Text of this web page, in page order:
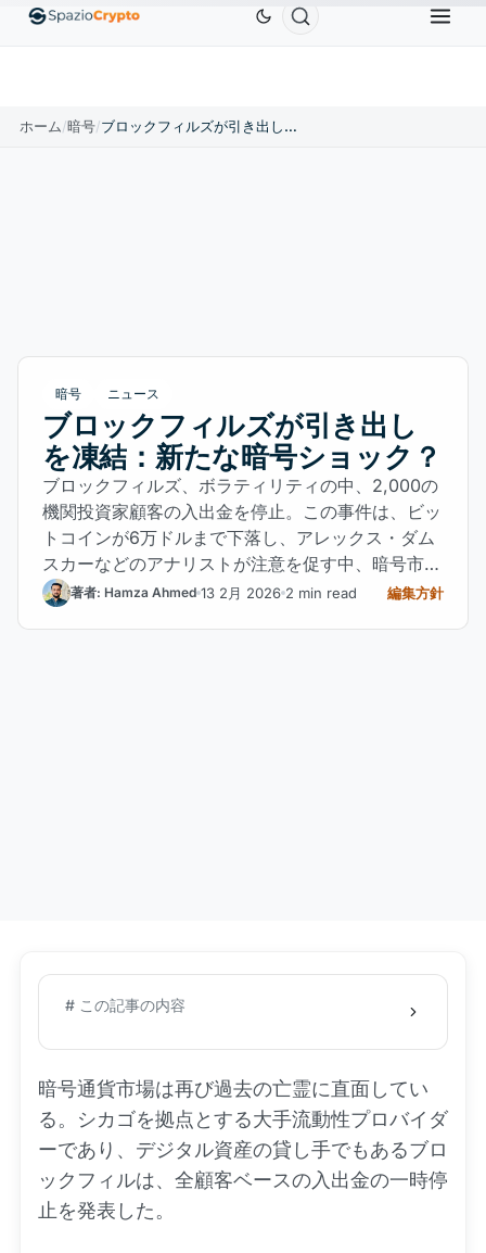
EthereumETH$1,880.58 TetherUSDT$0.9991 BNBBNB
ホーム/暗号/ ブロックフィルズが引き出しを凍結：新たな暗号ショック？
暗号 ニュース
ブロックフィルズが引き出し
を凍結：新たな暗号ショック？
ブロックフィルズ、ボラティリティの中、2,000の
機関投資家顧客の入出金を停止。この事件は、ビッ
トコインが6万ドルまで下落し、アレックス・ダム
スカーなどのアナリストが注意を促す中、暗号市場
における新たなドミノ効果の懸念を再燃させた。
著者: Hamza Ahmed 13 2月 2026 2 min read 編集方針
# この記事の内容
暗号通貨市場は再び過去の亡霊に直面してい
る。シカゴを拠点とする大手流動性プロバイダ
ーであり、デジタル資産の貸し手でもあるブロ
ックフィルは、全顧客ベースの入出金の一時停
止を発表した。